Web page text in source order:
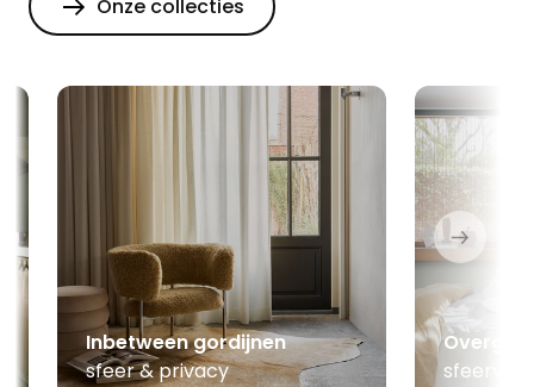
Onze collecties
Inbetween gordijnen
sfeer & privacy